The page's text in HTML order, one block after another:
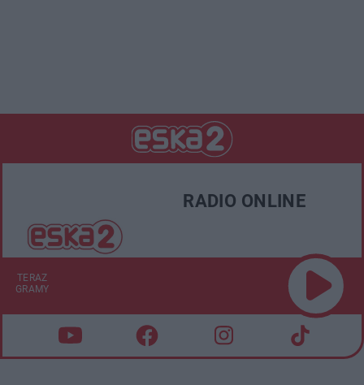
RADIO ONLINE
TERAZ
GRAMY